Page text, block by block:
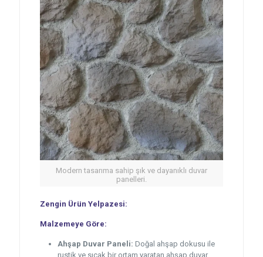
Modern tasarıma sahip şık ve dayanıklı duvar
panelleri.
Zengin Ürün Yelpazesi:
Malzemeye Göre:
Ahşap Duvar Paneli: Doğal ahşap dokusu ile
rustik ve sıcak bir ortam yaratan ahşap duvar